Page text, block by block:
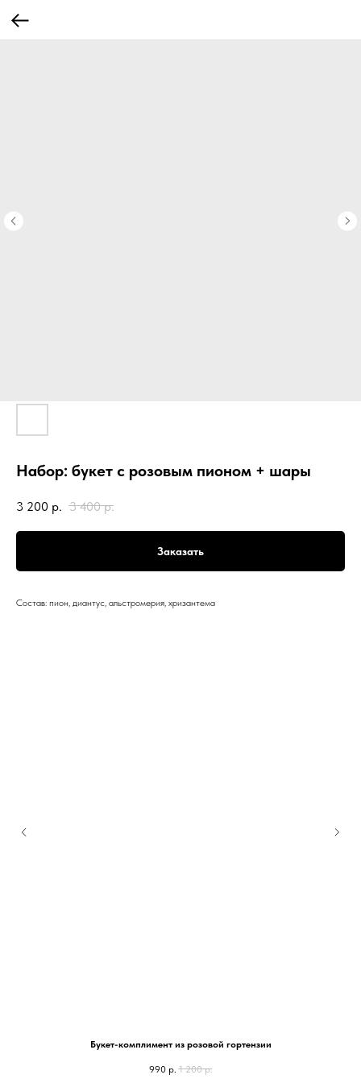
Набор: букет с розовым пионом + шары
3 200 р. 3 400 р.
Заказать
Состав: пион, диантус, альстромерия, хризантема
Букет-комплимент из розовой гортензии
990 р. 1 200 р.